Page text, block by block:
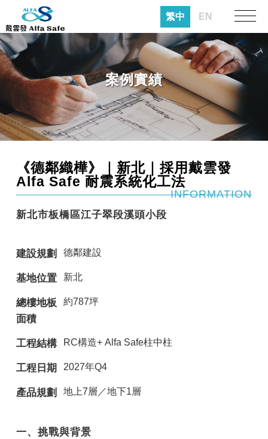
繁中 EN
案例實績
《德鄰織樺》｜新北｜採用戴雲發
Alfa Safe 耐震系統化工法
INFORMATION
新北市板橋區江子翠段溪頭小段
建設規劃 德鄰建設
基地位置 新北
總樓地板
面積
約787坪
工程結構 RC構造+ Alfa Safe柱中柱
工程日期 2027年Q4
產品規劃 地上7層／地下1層
一、挑戰與背景